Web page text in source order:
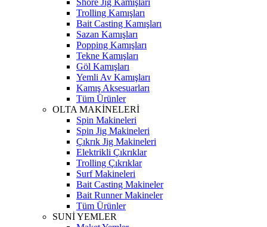
Shore Jig Kamışları
Trolling Kamışları
Bait Casting Kamışları
Sazan Kamışları
Popping Kamışları
Tekne Kamışları
Göl Kamışları
Yemli Av Kamışları
Kamış Aksesuarları
Tüm Ürünler
OLTA MAKİNELERİ
Spin Makineleri
Spin Jig Makineleri
Çıkrık Jig Makineleri
Elektrikli Çıkrıklar
Trolling Çıkrıklar
Surf Makineleri
Bait Casting Makineler
Bait Runner Makineler
Tüm Ürünler
SUNİ YEMLER